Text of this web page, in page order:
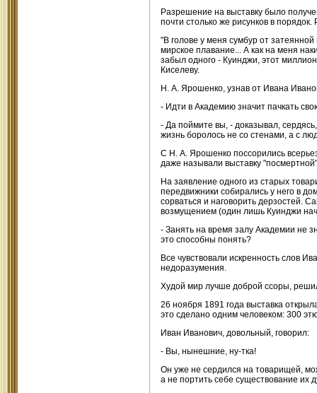
Разрешение на выставку было
почти столько же рисунков в
"В голове у меня сумбур от
мирское плавание... А как на меня
забыл одного - Куинджи, этот
Киселеву.
Н. А. Ярошенко, узнав от Ивана
- Идти в Академию значит пачкать
- Да поймите вы, - доказывал,
жизнь боролось не со стенами, а с
С Н. А. Ярошенко поссорились
даже называли выставку
На заявление одного из старых
передвижники собирались у него в
сорваться и наговорить дерзостей.
возмущением (один лишь Куинджи
- Занять на время залу Академии не
это способны понять?
Все чувствовали искренность слов
недоразумения.
Худой мир лучше доброй ссоры,
26 ноября 1891 года выставка
это сделано одним человеком: 300
Иван Иванович, довольный, говорил:
- Вы, нынешние, ну-тка!
Он уже не сердился на товарищей,
а не портить себе существование их